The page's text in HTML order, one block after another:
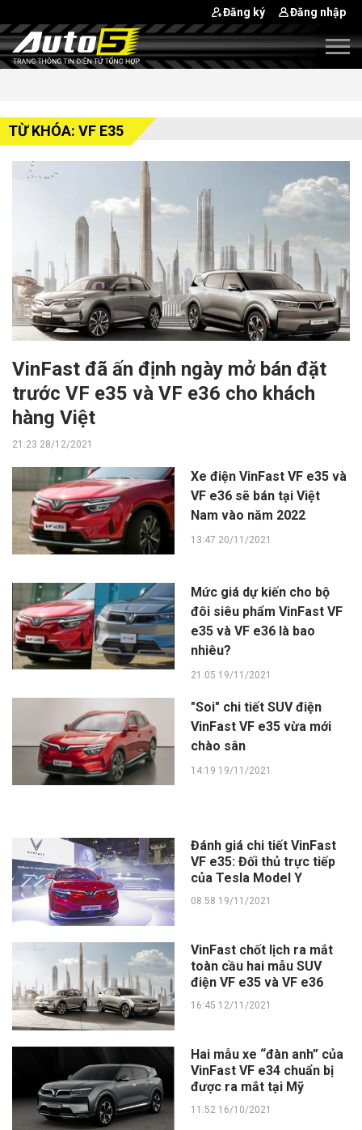
Đăng ký Đăng nhập
TỪ KHÓA: VF E35
VinFast đã ấn định ngày mở bán đặt
trước VF e35 và VF e36 cho khách
hàng Việt
21:23 28/12/2021
Xe điện VinFast VF e35 và
VF e36 sẽ bán tại Việt
Nam vào năm 2022
13:47 20/11/2021
Mức giá dự kiến cho bộ
đôi siêu phẩm VinFast VF
e35 và VF e36 là bao
nhiêu?
21:05 19/11/2021
"Soi" chi tiết SUV điện
VinFast VF e35 vừa mới
chào sân
14:19 19/11/2021
Đánh giá chi tiết VinFast
VF e35: Đối thủ trực tiếp
của Tesla Model Y
08:58 19/11/2021
VinFast chốt lịch ra mắt
toàn cầu hai mẫu SUV
điện VF e35 và VF e36
16:45 12/11/2021
Hai mẫu xe “đàn anh” của
VinFast VF e34 chuẩn bị
được ra mắt tại Mỹ
11:52 16/10/2021